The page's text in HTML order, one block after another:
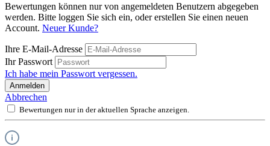
Bewertungen können nur von angemeldeten Benutzern abgegeben
werden. Bitte loggen Sie sich ein, oder erstellen Sie einen neuen
Account. Neuer Kunde?
Ihre E-Mail-Adresse
Ihr Passwort
Ich habe mein Passwort vergessen.
Anmelden
Abbrechen
Bewertungen nur in der aktuellen Sprache anzeigen.